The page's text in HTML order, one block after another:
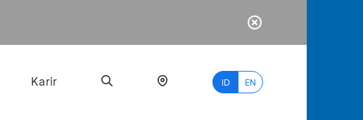
Karir ID EN